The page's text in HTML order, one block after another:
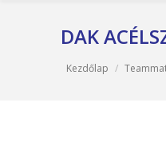
DAK
You are here:
Kezdőlap